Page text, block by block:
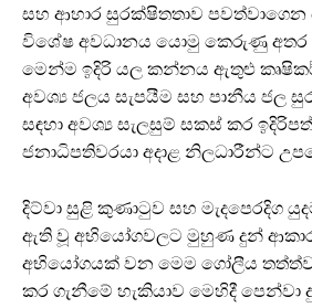
සහ ආහාර සුරක්ෂිතතාව පවත්වාගෙන
විශේෂ අවධානය යොමු කෙරුණු අතර
මෙන්ම ඉදිරි යල කන්නය ඇතුළු
අවශ්‍ය ජලය සැපයීම සහ පානීය ජල
සඳහා අවශ්‍ය සැලසුම් සකස් කර
ජනාධිපතිවරයා අදාළ නිලධාරීන්ට
දිට්වා සුළි කුණාටුව සහ මැදපෙරදිග
ඇති වූ අභියෝගවලට මුහුණ දුන්
අභියෝගයක් වන මෙම ගෝලීය
කර ගැනීමේ හැකියාව මෙහිදී පෙන්වා